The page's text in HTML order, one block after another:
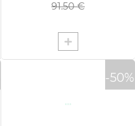
91.50 €
-50%